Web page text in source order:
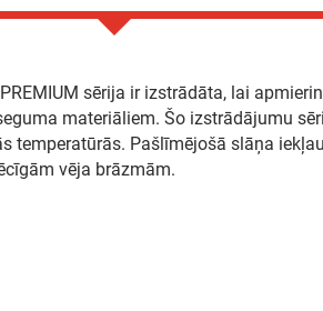
sērija ir izstrādāta, lai
materiāliem. Šo izstrādājumu
temperatūrās. Pašlīmējošā slāņa
vēja brāzmām.